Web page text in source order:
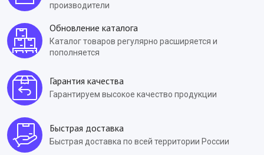
производители
Обновление каталога
Каталог товаров регулярно расширяется и
пополняется
Гарантия качества
Гарантируем высокое качество продукции
Быстрая доставка
Быстрая доставка по всей территории России